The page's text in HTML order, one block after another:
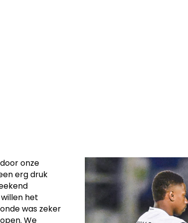
onze
erg druk
het
was zeker
We